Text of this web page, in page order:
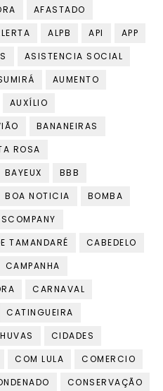
AFASTADO
ALPB API
APP
ASISTENCIA SOCIAL
AUMENTO
AUXÍLIO
BANANEIRAS
ROSA
BAYEUX
BBB
BOA NOTICIA
BOMBA
TAMANDARÉ
CABEDELO
CAMPANHA
CARNAVAL
CATINGUEIRA
CIDADES
COM LULA
COMERCIO
CONSERVAÇÃO